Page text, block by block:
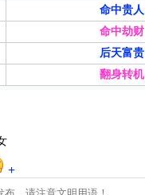
命中贵人
命中劫财
后天富贵
翻身转机